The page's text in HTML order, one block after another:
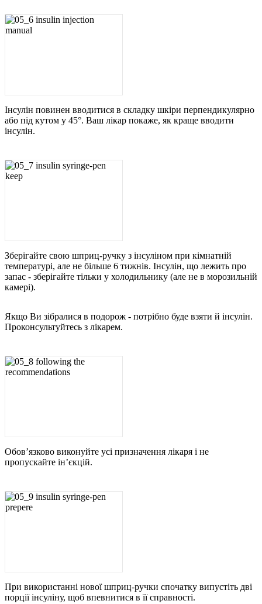
Інсулін повинен вводитися в складку шкіри перпендикулярно
або під кутом у 45°. Ваш лікар покаже, як краще вводити
інсулін.
Зберігайте свою шприц-ручку з інсуліном при кімнатній
температурі, але не більше 6 тижнів. Інсулін, що лежить про
запас - зберігайте тільки у холодильнику (але не в морозильній
камері).
Якщо Ви зібралися в подорож - потрібно буде взяти й інсулін.
Проконсультуйтесь з лікарем.
Обов’язково виконуйте усі призначення лікаря і не
пропускайте ін’єкцій.
При використанні нової шприц-ручки спочатку випустіть дві
порції інсуліну, щоб впевнитися в її справності.